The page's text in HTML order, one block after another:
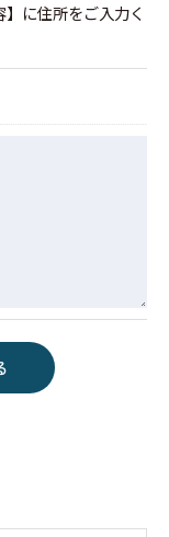
に住所をご入力く